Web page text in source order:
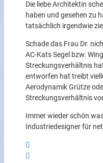
Die liebe Architektin
haben und gesehen zu
tatsächlich irgendwie
Schade das Frau Dr.
AC-Kats Segel bzw.
Streckungsverhältnis
entworfen hat treibt
Aerodynamik Grütze
Streckungsverhältnis
Immer wieder schön
Industriedesigner für